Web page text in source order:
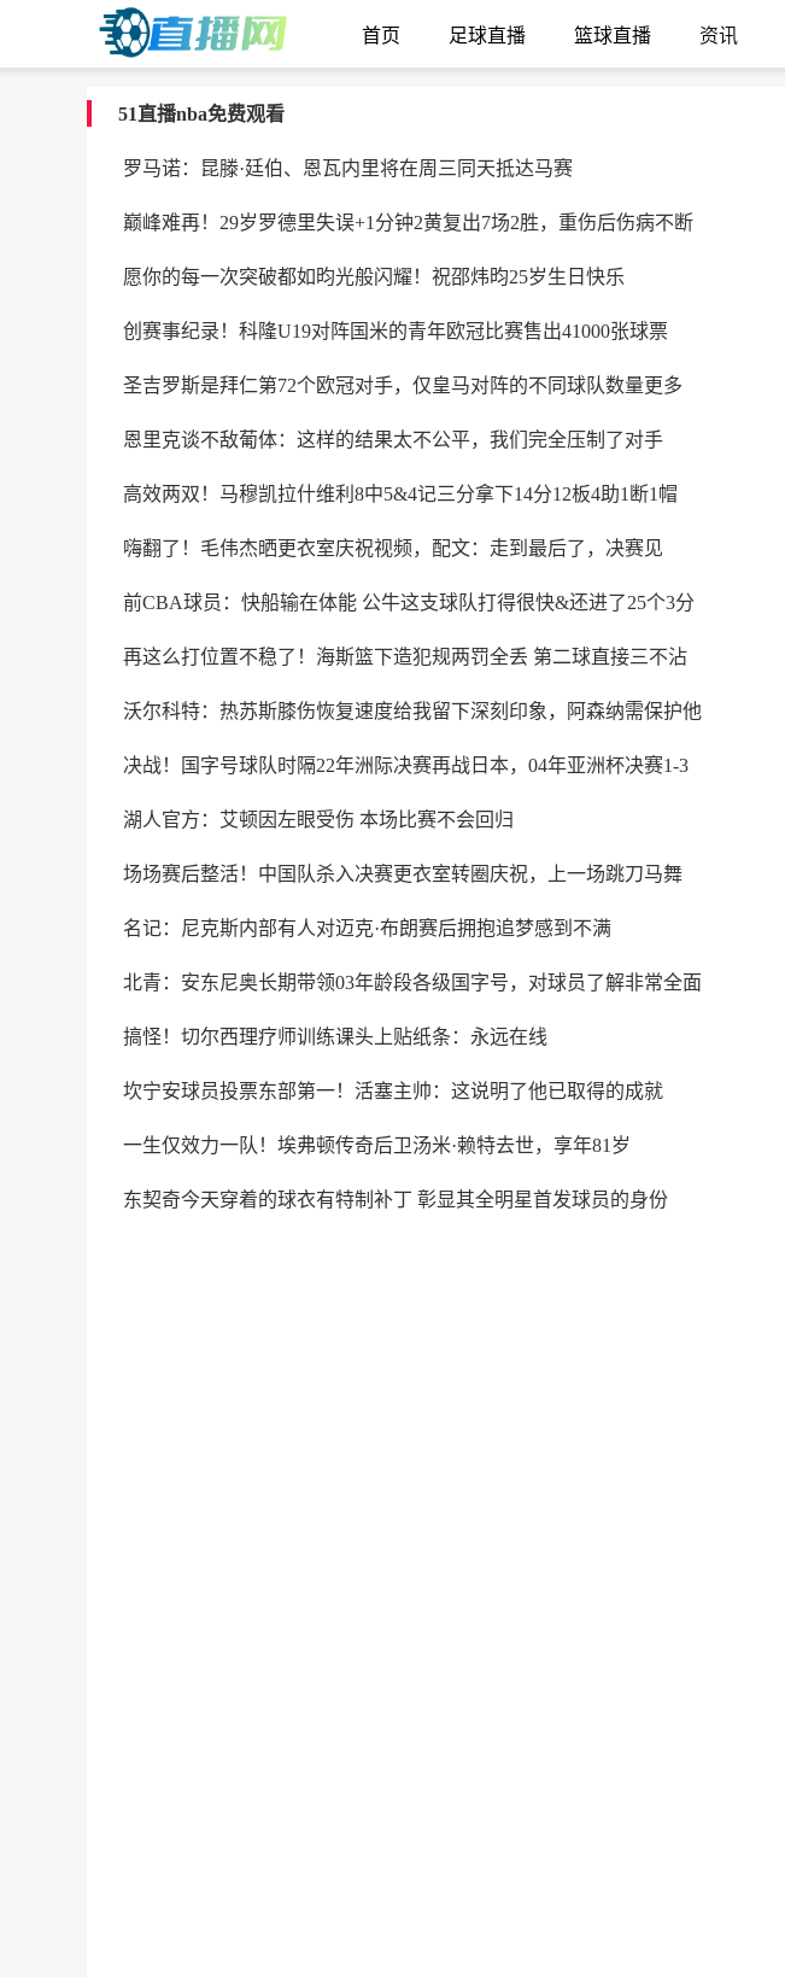
首页 足球直播 篮球直播 资讯
51直播nba免费观看
罗马诺：昆滕·廷伯、恩瓦内里将在周三同天抵达马赛
巅峰难再！29岁罗德里失误+1分钟2黄复出7场2胜，重伤后伤病不断
愿你的每一次突破都如昀光般闪耀！祝邵炜昀25岁生日快乐
创赛事纪录！科隆U19对阵国米的青年欧冠比赛售出41000张球票
圣吉罗斯是拜仁第72个欧冠对手，仅皇马对阵的不同球队数量更多
恩里克谈不敌葡体：这样的结果太不公平，我们完全压制了对手
高效两双！马穆凯拉什维利8中5&4记三分拿下14分12板4助1断1帽
嗨翻了！毛伟杰晒更衣室庆祝视频，配文：走到最后了，决赛见
前CBA球员：快船输在体能 公牛这支球队打得很快&还进了25个3分
再这么打位置不稳了！海斯篮下造犯规两罚全丢 第二球直接三不沾
沃尔科特：热苏斯膝伤恢复速度给我留下深刻印象，阿森纳需保护他
决战！国字号球队时隔22年洲际决赛再战日本，04年亚洲杯决赛1-3
湖人官方：艾顿因左眼受伤 本场比赛不会回归
场场赛后整活！中国队杀入决赛更衣室转圈庆祝，上一场跳刀马舞
名记：尼克斯内部有人对迈克·布朗赛后拥抱追梦感到不满
北青：安东尼奥长期带领03年龄段各级国字号，对球员了解非常全面
搞怪！切尔西理疗师训练课头上贴纸条：永远在线
坎宁安球员投票东部第一！活塞主帅：这说明了他已取得的成就
一生仅效力一队！埃弗顿传奇后卫汤米·赖特去世，享年81岁
东契奇今天穿着的球衣有特制补丁 彰显其全明星首发球员的身份